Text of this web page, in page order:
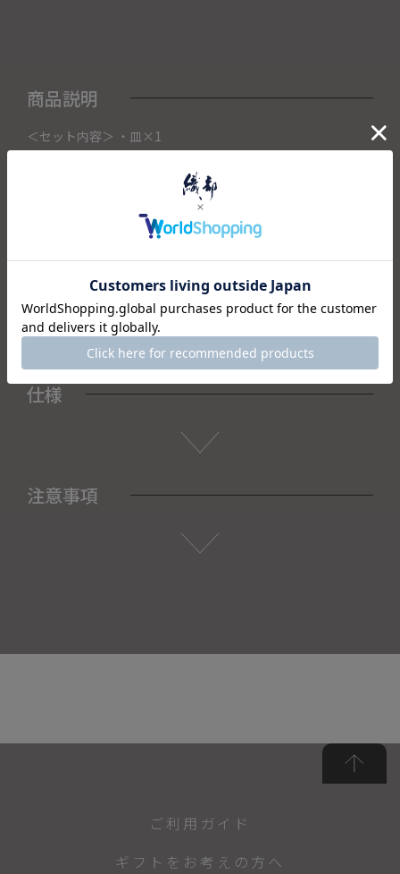
商品説明
＜セット内容＞ ・皿×1
こちらの商品は織部下北沢店にて展示販売中の作品になりま
ご注文いただいたタイミングによって織部下北沢店頭で売り
切れた場合は、キャンセルさせて頂きます。
また織部下北沢店からの出荷になりますので、ご注文確認
予めご了承くださいませ。
仕様
注意事項
ご利用ガイド
ギフトをお考えの方へ